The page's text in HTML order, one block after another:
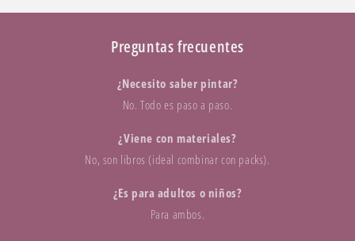
Preguntas frecuentes
¿Necesito saber pintar?
No. Todo es paso a paso.
¿Viene con materiales?
No, son libros (ideal combinar con packs).
¿Es para adultos o niños?
Para ambos.